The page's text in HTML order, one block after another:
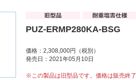
PUZ-ERMP280KA-BSG
価格：2,308,000円（税別）
発売日：2021年05月10日
※この製品は旧型品です。価格は販売終